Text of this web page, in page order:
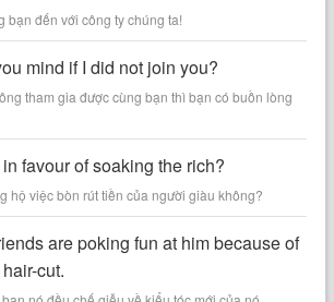
bạn đến với công ty chúng ta!
mind if I did not join you?
tham gia được cùng bạn thì bạn có buồn lòng
favour of soaking the rich?
hộ việc bòn rút tiền của người giàu không?
are poking fun at him because of
cut.